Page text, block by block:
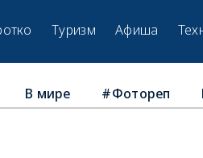
Туризм Афиша
В мире #Фотореп